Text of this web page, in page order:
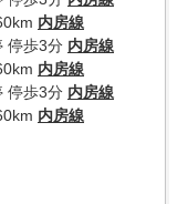
内房線
停歩3分 内房線
内房線
停歩3分 内房線
内房線